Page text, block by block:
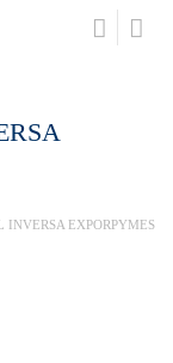
INVERSA EXPORPYMES